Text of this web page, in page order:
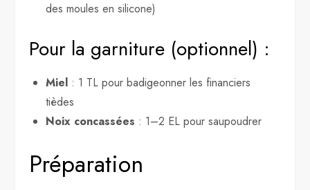
des moules en silicone)
Pour la garniture (optionnel) :
Miel : 1 TL pour badigeonner les financiers
tièdes
Noix concassées : 1–2 EL pour saupoudrer
Préparation